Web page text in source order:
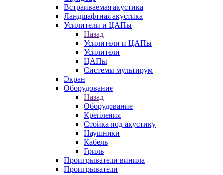
Встраиваемая акустика
Ландшафтная акустика
Усилители и ЦАПы
Назад
Усилители и ЦАПы
Усилители
ЦАПы
Системы мультирум
Экран
Оборудование
Назад
Оборудование
Крепления
Стойка под акустику
Наушники
Кабель
Гриль
Проигрыватели винила
Проигрыватели